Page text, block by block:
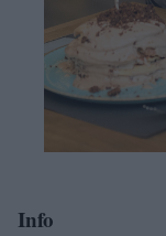
Info